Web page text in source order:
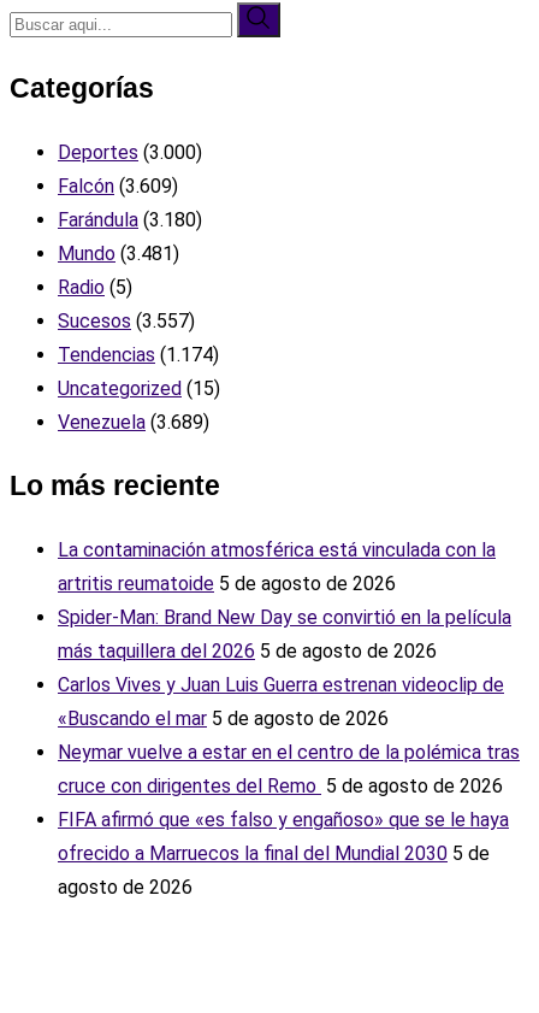
Categorías
Deportes (3.000)
Falcón (3.609)
Farándula (3.180)
Mundo (3.481)
Radio (5)
Sucesos (3.557)
Tendencias (1.174)
Uncategorized (15)
Venezuela (3.689)
Lo más reciente
La contaminación atmosférica está vinculada con la
artritis reumatoide 5 de agosto de 2026
Spider-Man: Brand New Day se convirtió en la película
más taquillera del 2026 5 de agosto de 2026
Carlos Vives y Juan Luis Guerra estrenan videoclip de
«Buscando el mar 5 de agosto de 2026
Neymar vuelve a estar en el centro de la polémica tras
cruce con dirigentes del Remo ‎ 5 de agosto de 2026
FIFA afirmó que «es falso y engañoso» que se le haya
ofrecido a Marruecos la final del Mundial 2030 5 de
agosto de 2026